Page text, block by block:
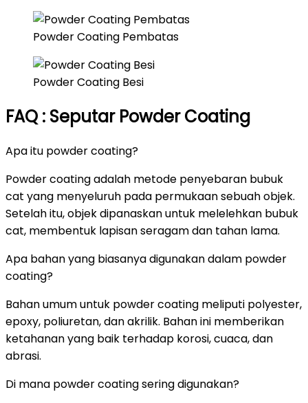
Powder Coating Pembatas
Powder Coating Besi
FAQ : Seputar Powder Coating
Apa itu powder coating?
Powder coating adalah metode penyebaran bubuk
cat yang menyeluruh pada permukaan sebuah objek.
Setelah itu, objek dipanaskan untuk melelehkan bubuk
cat, membentuk lapisan seragam dan tahan lama.
Apa bahan yang biasanya digunakan dalam powder
coating?
Bahan umum untuk powder coating meliputi polyester,
epoxy, poliuretan, dan akrilik. Bahan ini memberikan
ketahanan yang baik terhadap korosi, cuaca, dan
abrasi.
Di mana powder coating sering digunakan?